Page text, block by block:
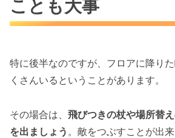
ことも大事
特に後半なのですが、フロアに降り
くさんいるということがあります。
その場合は、 飛びつきの杖や場所替
を出ましょう 。敵をつぶすことが出来